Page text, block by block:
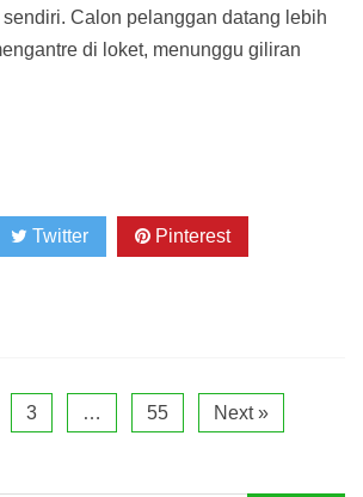
Calon pelanggan datang lebih
di loket, menunggu giliran
Twitter Pinterest
3 … 55 Next »